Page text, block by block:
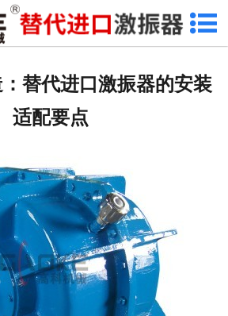
首页
新闻资讯
联系高科
替代进口激振器的安装
适配要点